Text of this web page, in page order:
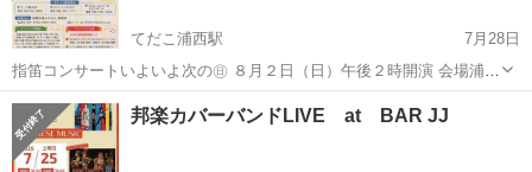
てだこ浦西駅
7月28日
指笛コンサートいよいよ次の㊐ ８月２日（日）午後２時開演 会場浦添
市の てだこホール（小）で開催されます 「指笛の日 ７月１０日制
定２０周年記念」 指笛での音楽や楽しい使い方など １年１回のコンサ
ート 毎...
沖縄 浦添市 てだこ浦西駅 コンサート/ショー
邦楽カバーバンドLIVE at BAR JJ